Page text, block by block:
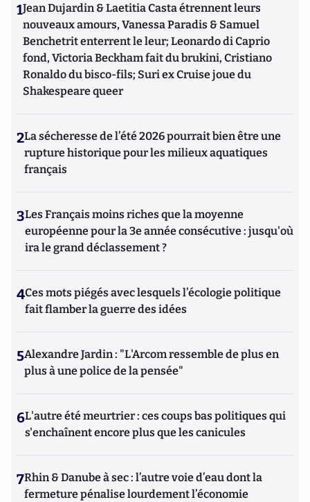
1Jean Dujardin & Laetitia Casta étrennent leurs
nouveaux amours, Vanessa Paradis & Samuel
Benchetrit enterrent le leur; Leonardo di Caprio
fond, Victoria Beckham fait du brukini, Cristiano
Ronaldo du bisco-fils; Suri ex Cruise joue du
Shakespeare queer
2La sécheresse de l’été 2026 pourrait bien être une
rupture historique pour les milieux aquatiques
français
3Les Français moins riches que la moyenne
européenne pour la 3e année consécutive : jusqu'où
ira le grand déclassement ?
4Ces mots piégés avec lesquels l’écologie politique
fait flamber la guerre des idées
5Alexandre Jardin : "L'Arcom ressemble de plus en
plus à une police de la pensée"
6L'autre été meurtrier : ces coups bas politiques qui
s'enchaînent encore plus que les canicules
7Rhin & Danube à sec : l’autre voie d’eau dont la
fermeture pénalise lourdement l’économie